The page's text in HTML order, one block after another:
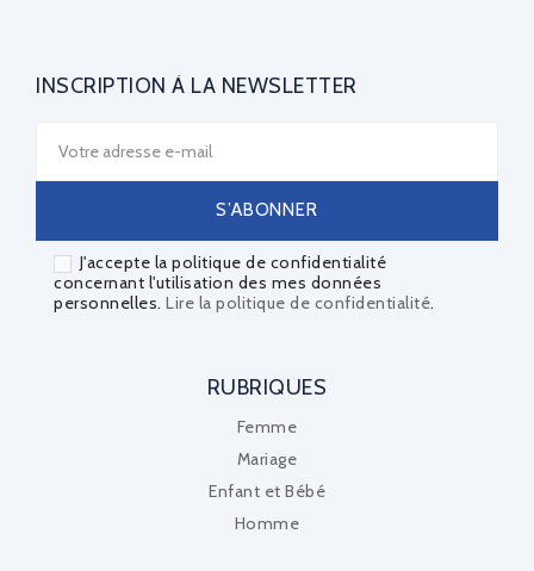
INSCRIPTION À LA NEWSLETTER
J'accepte la politique de confidentialité
concernant l'utilisation des mes données
personnelles. Lire la politique de confidentialité.
RUBRIQUES
Femme
Mariage
Enfant et Bébé
Homme